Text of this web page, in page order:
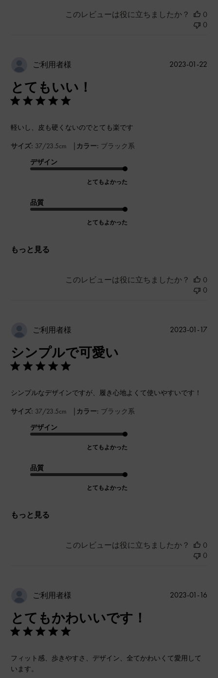
このレビューは役に立ちましたか？
0
0
ご利用者様
とてもいい！
軽いし、皮も硬くないのでとても楽です
サイズ: 37/23.5cm | カラー: ブラック系
デザイン
とてもよかった
品質
とてもよかった
もっと見る
公
2023-01-22
このレビューは役に立ちましたか？
0
0
ご利用者様
シンプルで可愛い
シンプルなデザインですが、履き心地よくて使いやすいです！
サイズ: 37/23.5cm | カラー: ブラック系
デザイン
とてもよかった
品質
とてもよかった
もっと見る
公
2023-01-17
このレビューは役に立ちましたか？
0
0
ご利用者様
とてもかわいいです！
フィット感、歩きやすさ、デザイン、全てかわいくて愛用して
います。
公
2023-01-16